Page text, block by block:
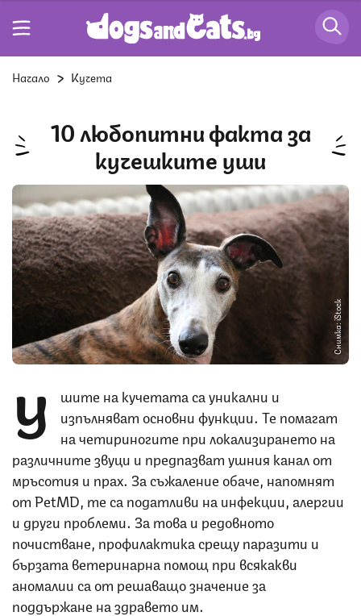
Начало Кучета
10 любопитни факта за
кучешките уши
Снимка: iStock
У
шите на кучетата са уникални и
изпълняват основни функции. Те помагат
на четириногите при локализирането на
различните звуци и предпазват ушния канал от
мръсотия и прах. За съжаление обаче, напомнят
от PetMD, те са податливи на инфекции, алергии
и други проблеми. За това и редовното
почистване, профилактика срещу паразити и
бързата ветеринарна помощ при всякакви
аномалии са от решаващо значение за
поддържане на здравето им.